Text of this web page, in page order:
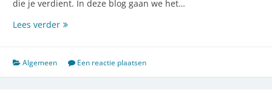
die je verdient. In deze blog gaan we het…
Lees verderOntdek
van
matrassen
Algemeen Een reactie plaatsen